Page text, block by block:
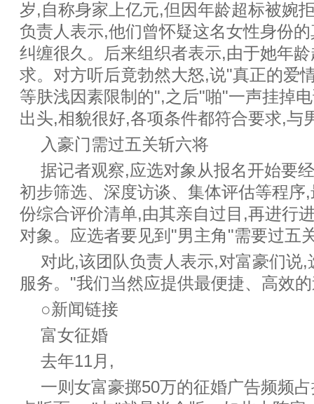
岁,自称身家上亿元,但因年龄超标被婉
负责人表示,他们曾怀疑这名女性身份
纠缠很久。后来组织者表示,由于她年
求。对方听后竟勃然大怒,说"真正的爱
等肤浅因素限制的",之后"啪"一声挂掉
出头,相貌很好,各项条件都符合要求,与
入豪门需过五关斩六将
据记者观察,应选对象从报名开始要
初步筛选、深度访谈、集体评估等程序
份综合评价清单,由其亲自过目,再进行
对象。应选者要见到"男主角"需要过五
对此,该团队负责人表示,对富豪们说
服务。"我们当然应提供最便捷、高效
○新闻链接
富女征婚
去年11月,
一则女富豪掷50万的征婚广告频频